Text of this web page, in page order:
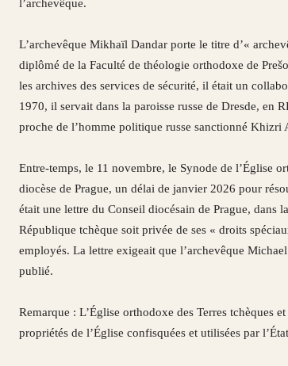
l’archevêque.
L’archevêque Mikhaïl Dandar porte le titre d’«
diplômé de la Faculté de théologie orthodoxe de
les archives des services de sécurité, il était un
1970, il servait dans la paroisse russe de Dresde, en
proche de l’homme politique russe sanctionné Khizri
Entre-temps, le 11 novembre, le Synode de l’Église
diocèse de Prague, un délai de janvier 2026 pour
était une lettre du Conseil diocésain de Prague, dans
République tchèque soit privée de ses « droits
employés. La lettre exigeait que l’archevêque
publié.
Remarque : L’Église orthodoxe des Terres tchèques
propriétés de l’Église confisquées et utilisées par